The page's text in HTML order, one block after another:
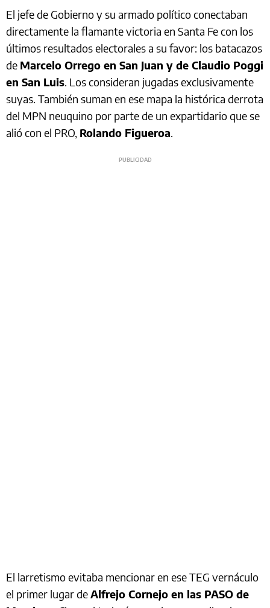
El jefe de Gobierno y su armado político conectaban
directamente la flamante victoria en Santa Fe con los
últimos resultados electorales a su favor: los batacazos
de Marcelo Orrego en San Juan y de Claudio Poggi
en San Luis. Los consideran jugadas exclusivamente
suyas. También suman en ese mapa la histórica derrota
del MPN neuquino por parte de un expartidario que se
alió con el PRO, Rolando Figueroa.
El larretismo evitaba mencionar en ese TEG vernáculo
el primer lugar deAlfrejo Cornejo en las PASO de